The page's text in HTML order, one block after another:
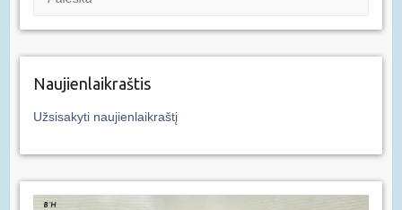
Naujienlaikraštis
Užsisakyti naujienlaikraštį